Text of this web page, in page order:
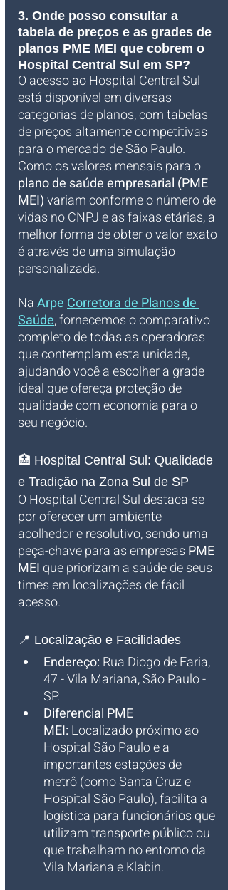
3. Onde posso consultar a
tabela de preços e as grades de
planos PME MEI que cobrem o
Hospital Central Sul em SP?
O acesso ao Hospital Central Sul
está disponível em diversas
categorias de planos, com tabelas
de preços altamente competitivas
para o mercado de São Paulo.
Como os valores mensais para o
plano de saúde empresarial (PME
MEI) variam conforme o número de
vidas no CNPJ e as faixas etárias, a
melhor forma de obter o valor exato
é através de uma simulação
personalizada.
Na Arpe Corretora de Planos de
Saúde, fornecemos o comparativo
completo de todas as operadoras
que contemplam esta unidade,
ajudando você a escolher a grade
ideal que ofereça proteção de
qualidade com economia para o
seu negócio.
🏥 Hospital Central Sul: Qualidade
e Tradição na Zona Sul de SP
O Hospital Central Sul destaca-se
por oferecer um ambiente
acolhedor e resolutivo, sendo uma
peça-chave para as empresas PME
MEI que priorizam a saúde de seus
times em localizações de fácil
acesso.
📍 Localização e Facilidades
Endereço: Rua Diogo de Faria,
47 - Vila Mariana, São Paulo -
SP.
Diferencial PME
MEI: Localizado próximo ao
Hospital São Paulo e a
importantes estações de
metrô (como Santa Cruz e
Hospital São Paulo), facilita a
logística para funcionários que
utilizam transporte público ou
que trabalham no entorno da
Vila Mariana e Klabin.